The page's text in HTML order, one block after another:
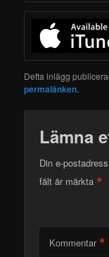
Detta inlägg
permalänken.
Lämna
Din e-
fält är märkta*
Kommentar *